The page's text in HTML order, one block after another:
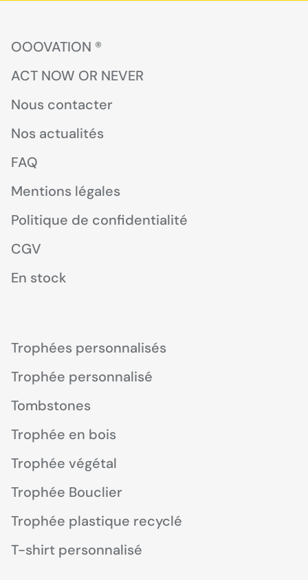
OOOVATION ®
ACT NOW OR NEVER
Nous contacter
Nos actualités
FAQ
Mentions légales
Politique de confidentialité
CGV
En stock
Trophées personnalisés
Trophée personnalisé
Tombstones
Trophée en bois
Trophée végétal
Trophée Bouclier
Trophée plastique recyclé
T-shirt personnalisé